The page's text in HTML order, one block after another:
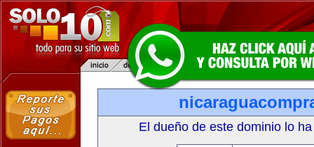
El dueño de este dominio lo